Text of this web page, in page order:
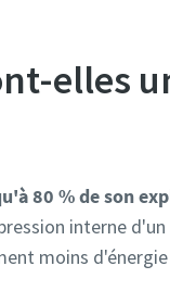
elles
80 % de son
interne d'un
moins